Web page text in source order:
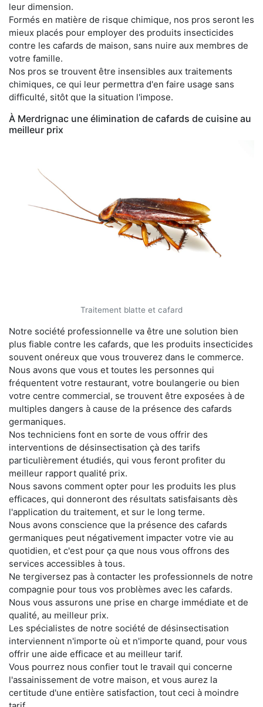
leur dimension.
Formés en matière de risque chimique, nos pros seront les
mieux placés pour employer des produits insecticides
contre les cafards de maison, sans nuire aux membres de
votre famille.
Nos pros se trouvent être insensibles aux traitements
chimiques, ce qui leur permettra d'en faire usage sans
difficulté, sitôt que la situation l'impose.
À Merdrignac une élimination de cafards de cuisine au
meilleur prix
Traitement blatte et cafard
Notre société professionnelle va être une solution bien
plus fiable contre les cafards, que les produits insecticides
souvent onéreux que vous trouverez dans le commerce.
Nous avons que vous et toutes les personnes qui
fréquentent votre restaurant, votre boulangerie ou bien
votre centre commercial, se trouvent être exposées à de
multiples dangers à cause de la présence des cafards
germaniques.
Nos techniciens font en sorte de vous offrir des
interventions de désinsectisation çà des tarifs
particulièrement étudiés, qui vous feront profiter du
meilleur rapport qualité prix.
Nous savons comment opter pour les produits les plus
efficaces, qui donneront des résultats satisfaisants dès
l'application du traitement, et sur le long terme.
Nous avons conscience que la présence des cafards
germaniques peut négativement impacter votre vie au
quotidien, et c'est pour ça que nous vous offrons des
services accessibles à tous.
Ne tergiversez pas à contacter les professionnels de notre
compagnie pour tous vos problèmes avec les cafards.
Nous vous assurons une prise en charge immédiate et de
qualité, au meilleur prix.
Les spécialistes de notre société de désinsectisation
interviennent n'importe où et n'importe quand, pour vous
offrir une aide efficace et au meilleur tarif.
Vous pourrez nous confier tout le travail qui concerne
l'assainissement de votre maison, et vous aurez la
certitude d'une entière satisfaction, tout ceci à moindre